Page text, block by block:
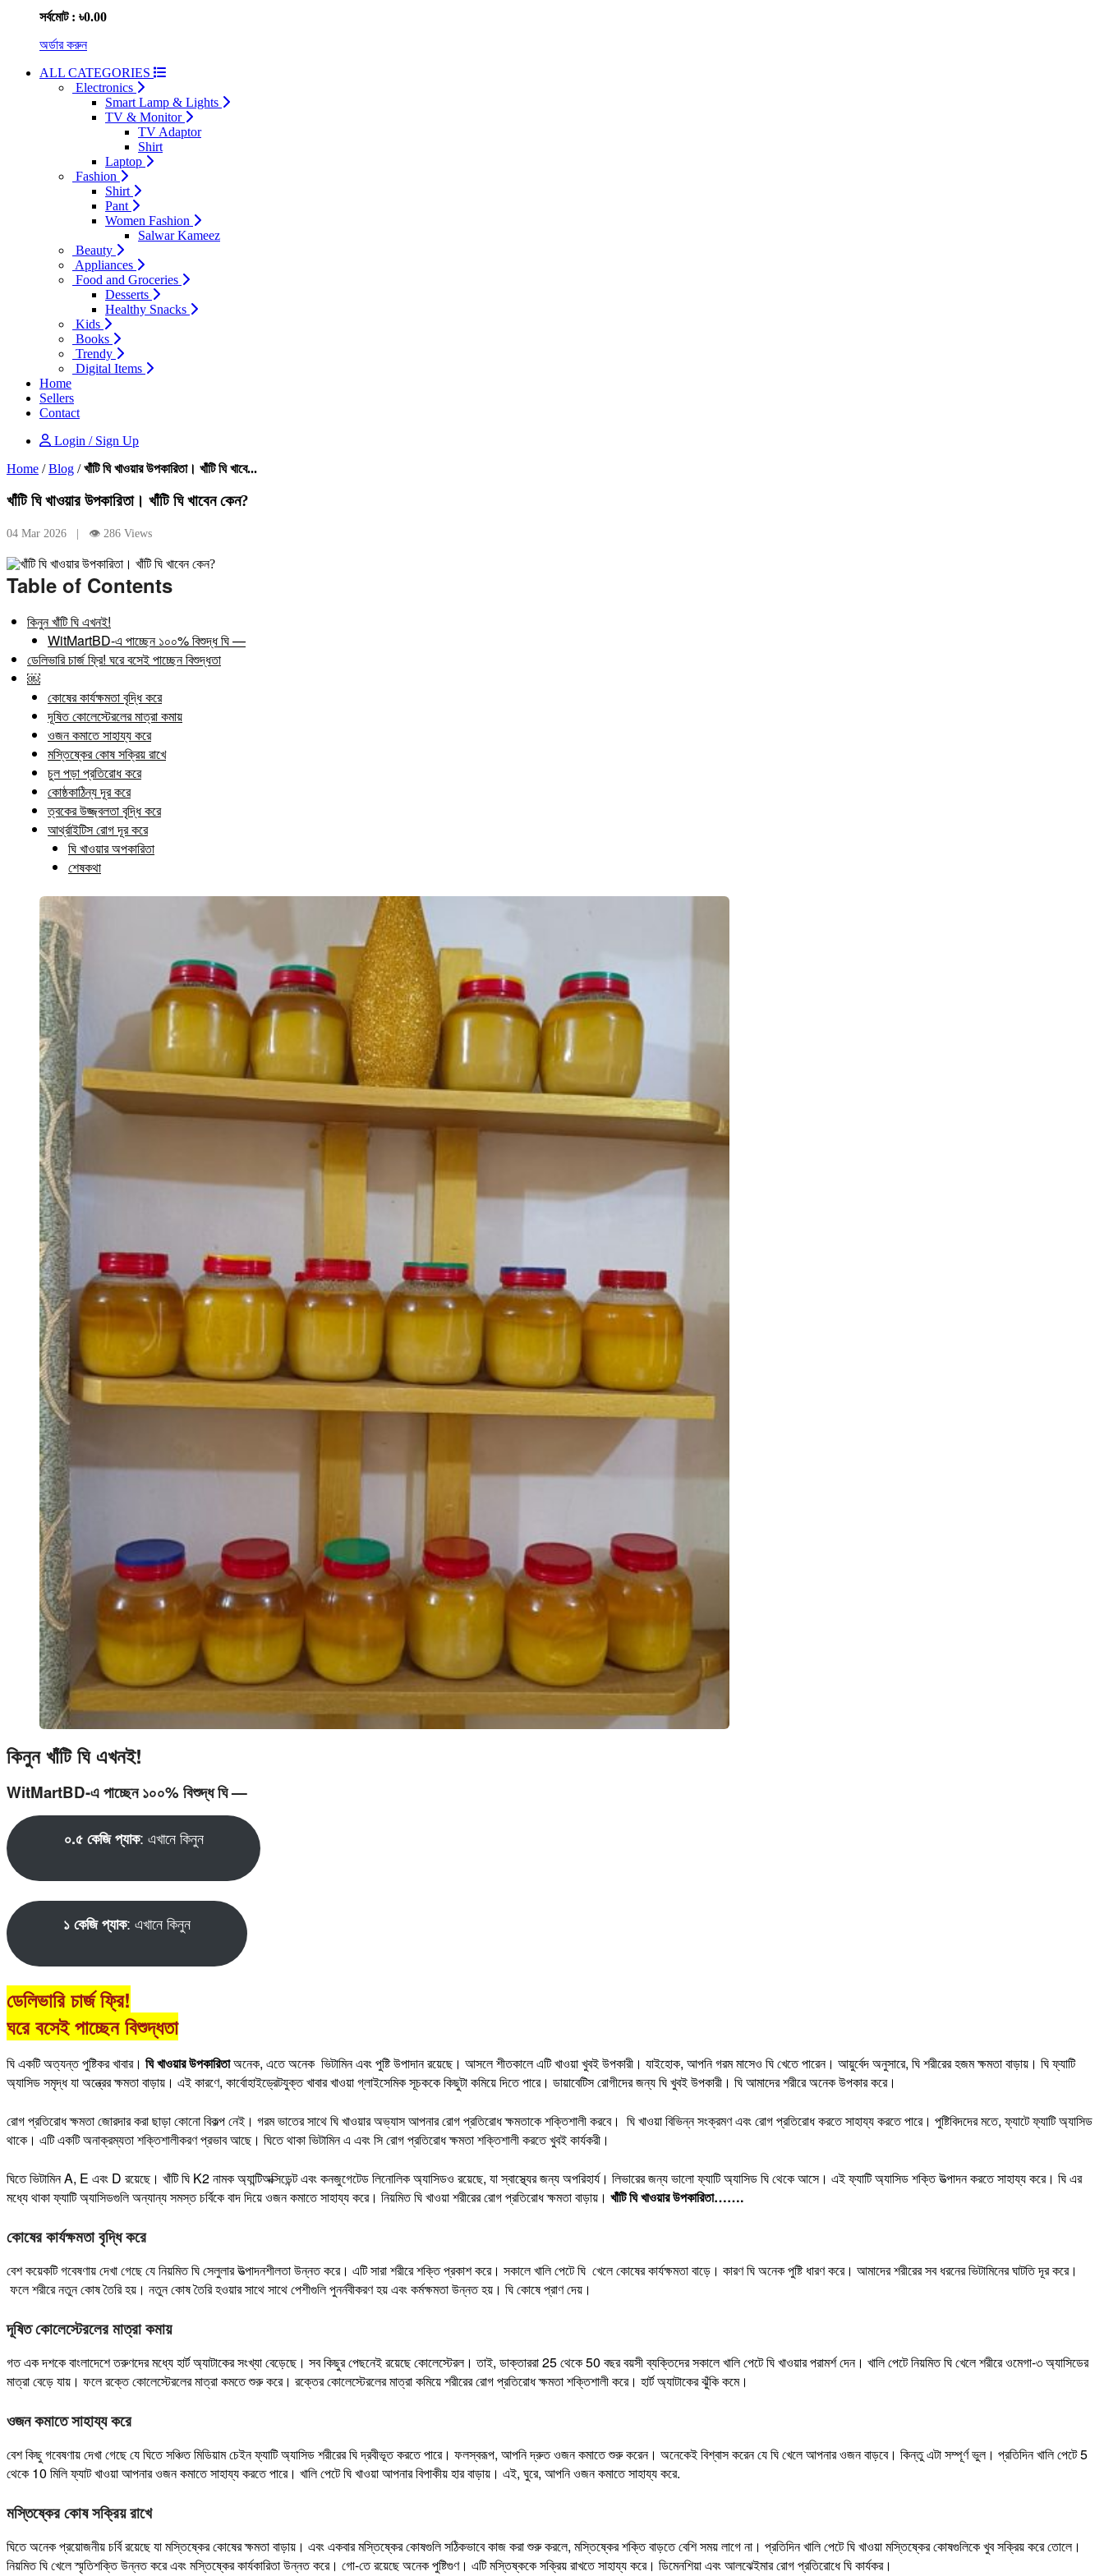
সর্বমোট : ৳0.00
অর্ডার করুন
ALL CATEGORIES
Electronics
Smart Lamp & Lights
TV & Monitor
TV Adaptor
Shirt
Laptop
Fashion
Shirt
Pant
Women Fashion
Salwar Kameez
Beauty
Appliances
Food and Groceries
Desserts
Healthy Snacks
Kids
Books
Trendy
Digital Items
Home
Sellers
Contact
Login / Sign Up
Home / Blog / খাঁটি ঘি খাওয়ার উপকারিতা। খাঁটি ঘি খাবে...
খাঁটি ঘি খাওয়ার উপকারিতা। খাঁটি ঘি খাবেন কেন?
04 Mar 2026 | 👁 286 Views
Table of Contents
কিনুন খাঁটি ঘি এখনই!
WitMartBD-এ পাচ্ছেন ১০০% বিশুদ্ধ ঘি —
ডেলিভারি চার্জ ফ্রি! ঘরে বসেই পাচ্ছেন বিশুদ্ধতা
￼
কোষের কার্যক্ষমতা বৃদ্ধি করে
দূষিত কোলেস্টেরলের মাত্রা কমায়
ওজন কমাতে সাহায্য করে
মস্তিষ্কের কোষ সক্রিয় রাখে
চুল পড়া প্রতিরোধ করে
কোষ্ঠকাঠিন্য দূর করে
ত্বকের উজ্জ্বলতা বৃদ্ধি করে
আর্থ্রাইটিস রোগ দূর করে
ঘি খাওয়ার অপকারিতা
শেষকথা
কিনুন খাঁটি ঘি এখনই!
WitMartBD-এ পাচ্ছেন ১০০% বিশুদ্ধ ঘি —
০.৫ কেজি প্যাক: এখানে কিনুন
১ কেজি প্যাক: এখানে কিনুন
ডেলিভারি চার্জ ফ্রি!
ঘরে বসেই পাচ্ছেন বিশুদ্ধতা
ঘি একটি অত্যন্ত পুষ্টিকর খাবার। ঘি খাওয়ার উপকারিতাঅনেক, এতে অনেক ভিটামিন এবং পুষ্টি উপাদান রয়েছে। আসলে শীতকালে এটি খাওয়া খুবই উপকারী। যাইহোক, আপনি গরম মাসেও ঘি খেতে পারেন। আয়ুর্বেদ অনুসারে, ঘি শরীরের হজম ক্ষমতা বাড়ায়। ঘি ফ্যাটি
অ্যাসিড সমৃদ্ধ যা অন্ত্রের ক্ষমতা বাড়ায়। এই কারণে, কার্বোহাইড্রেটযুক্ত খাবার খাওয়া গ্লাইসেমিক সূচককে কিছুটা কমিয়ে দিতে পারে। ডায়াবেটিস রোগীদের জন্য ঘি খুবই উপকারী। ঘি আমাদের শরীরে অনেক উপকার করে।
রোগ প্রতিরোধ ক্ষমতা জোরদার করা ছাড়া কোনো বিকল্প নেই। গরম ভাতের সাথে ঘি খাওয়ার অভ্যাস আপনার রোগ প্রতিরোধ ক্ষমতাকে শক্তিশালী করবে। ঘি খাওয়া বিভিন্ন সংক্রমণ এবং রোগ প্রতিরোধ করতে সাহায্য করতে পারে। পুষ্টিবিদদের মতে, ফ্যাটে ফ্যাটি অ্যাসিড
থাকে। এটি একটি অনাক্রম্যতা শক্তিশালীকরণ প্রভাব আছে। ঘিতে থাকা ভিটামিন এ এবং সি রোগ প্রতিরোধ ক্ষমতা শক্তিশালী করতে খুবই কার্যকরী।
ঘিতে ভিটামিন A, E এবং D রয়েছে। খাঁটি ঘি K2 নামক অ্যান্টিঅক্সিডেন্ট এবং কনজুগেটেড লিনোলিক অ্যাসিডও রয়েছে, যা স্বাস্থ্যের জন্য অপরিহার্য। লিভারের জন্য ভালো ফ্যাটি অ্যাসিড ঘি থেকে আসে। এই ফ্যাটি অ্যাসিড শক্তি উত্পাদন করতে সাহায্য করে। ঘি এর
মধ্যে থাকা ফ্যাটি অ্যাসিডগুলি অন্যান্য সমস্ত চর্বিকে বাদ দিয়ে ওজন কমাতে সাহায্য করে। নিয়মিত ঘি খাওয়া শরীরের রোগ প্রতিরোধ ক্ষমতা বাড়ায়। খাঁটি ঘি খাওয়ার উপকারিতা…….
কোষের কার্যক্ষমতা বৃদ্ধি করে
বেশ কয়েকটি গবেষণায় দেখা গেছে যে নিয়মিত ঘি সেলুলার উত্পাদনশীলতা উন্নত করে। এটি সারা শরীরে শক্তি প্রকাশ করে। সকালে খালি পেটে ঘি খেলে কোষের কার্যক্ষমতা বাড়ে। কারণ ঘি অনেক পুষ্টি ধারণ করে। আমাদের শরীরের সব ধরনের ভিটামিনের ঘাটতি দূর করে।
ফলে শরীরে নতুন কোষ তৈরি হয়। নতুন কোষ তৈরি হওয়ার সাথে সাথে পেশীগুলি পুনর্নবীকরণ হয় এবং কর্মক্ষমতা উন্নত হয়। ঘি কোষে প্রাণ দেয়।
দূষিত কোলেস্টেরলের মাত্রা কমায়
গত এক দশকে বাংলাদেশে তরুণদের মধ্যে হার্ট অ্যাটাকের সংখ্যা বেড়েছে। সব কিছুর পেছনেই রয়েছে কোলেস্টেরল। তাই, ডাক্তাররা 25 থেকে 50 বছর বয়সী ব্যক্তিদের সকালে খালি পেটে ঘি খাওয়ার পরামর্শ দেন। খালি পেটে নিয়মিত ঘি খেলে শরীরে ওমেগা-৩ অ্যাসিডের
মাত্রা বেড়ে যায়। ফলে রক্তে কোলেস্টেরলের মাত্রা কমতে শুরু করে। রক্তের কোলেস্টেরলের মাত্রা কমিয়ে শরীরের রোগ প্রতিরোধ ক্ষমতা শক্তিশালী করে। হার্ট অ্যাটাকের ঝুঁকি কমে।
ওজন কমাতে সাহায্য করে
বেশ কিছু গবেষণায় দেখা গেছে যে ঘিতে সঞ্চিত মিডিয়াম চেইন ফ্যাটি অ্যাসিড শরীরের ঘি দ্রবীভূত করতে পারে। ফলস্বরূপ, আপনি দ্রুত ওজন কমাতে শুরু করেন। অনেকেই বিশ্বাস করেন যে ঘি খেলে আপনার ওজন বাড়বে। কিন্তু এটা সম্পূর্ণ ভুল। প্রতিদিন খালি পেটে 5
থেকে 10 মিলি ফ্যাট খাওয়া আপনার ওজন কমাতে সাহায্য করতে পারে। খালি পেটে ঘি খাওয়া আপনার বিপাকীয় হার বাড়ায়। এই, ঘুরে, আপনি ওজন কমাতে সাহায্য করে.
মস্তিষ্কের কোষ সক্রিয় রাখে
ঘিতে অনেক প্রয়োজনীয় চর্বি রয়েছে যা মস্তিষ্কের কোষের ক্ষমতা বাড়ায়। এবং একবার মস্তিষ্কের কোষগুলি সঠিকভাবে কাজ করা শুরু করলে, মস্তিষ্কের শক্তি বাড়তে বেশি সময় লাগে না। প্রতিদিন খালি পেটে ঘি খাওয়া মস্তিষ্কের কোষগুলিকে খুব সক্রিয় করে তোলে।
নিয়মিত ঘি খেলে স্মৃতিশক্তি উন্নত করে এবং মস্তিষ্কের কার্যকারিতা উন্নত করে। গো-তে রয়েছে অনেক পুষ্টিগুণ। এটি মস্তিষ্ককে সক্রিয় রাখতে সাহায্য করে। ডিমেনশিয়া এবং আলঝেইমার রোগ প্রতিরোধে ঘি কার্যকর।